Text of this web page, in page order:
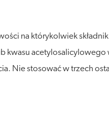
na którykolwiek
kwasu acetylosalicylowego
Nie stosować w trzech